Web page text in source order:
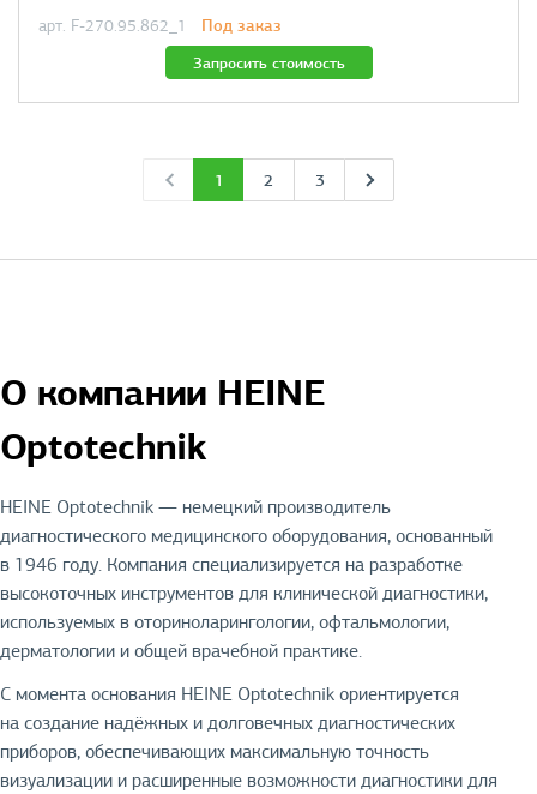
арт. F-270.95.862_1 Под заказ
Запросить стоимость
1 2 3
О компании HEINE
Optotechnik
HEINE Optotechnik — немецкий производитель
диагностического медицинского оборудования, основанный
в 1946 году. Компания специализируется на разработке
высокоточных инструментов для клинической диагностики,
используемых в оториноларингологии, офтальмологии,
дерматологии и общей врачебной практике.
С момента основания HEINE Optotechnik ориентируется
на создание надёжных и долговечных диагностических
приборов, обеспечивающих максимальную точность
визуализации и расширенные возможности диагностики для